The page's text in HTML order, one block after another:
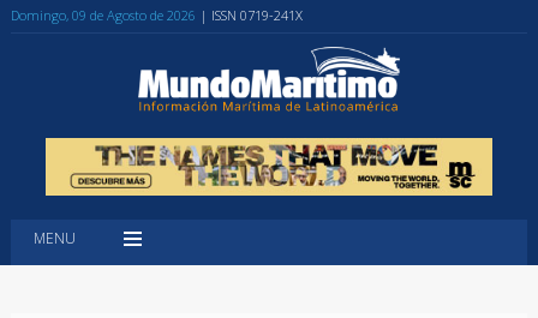
Domingo, 09 de Agosto de 2026 | ISSN 0719-241X
MENU